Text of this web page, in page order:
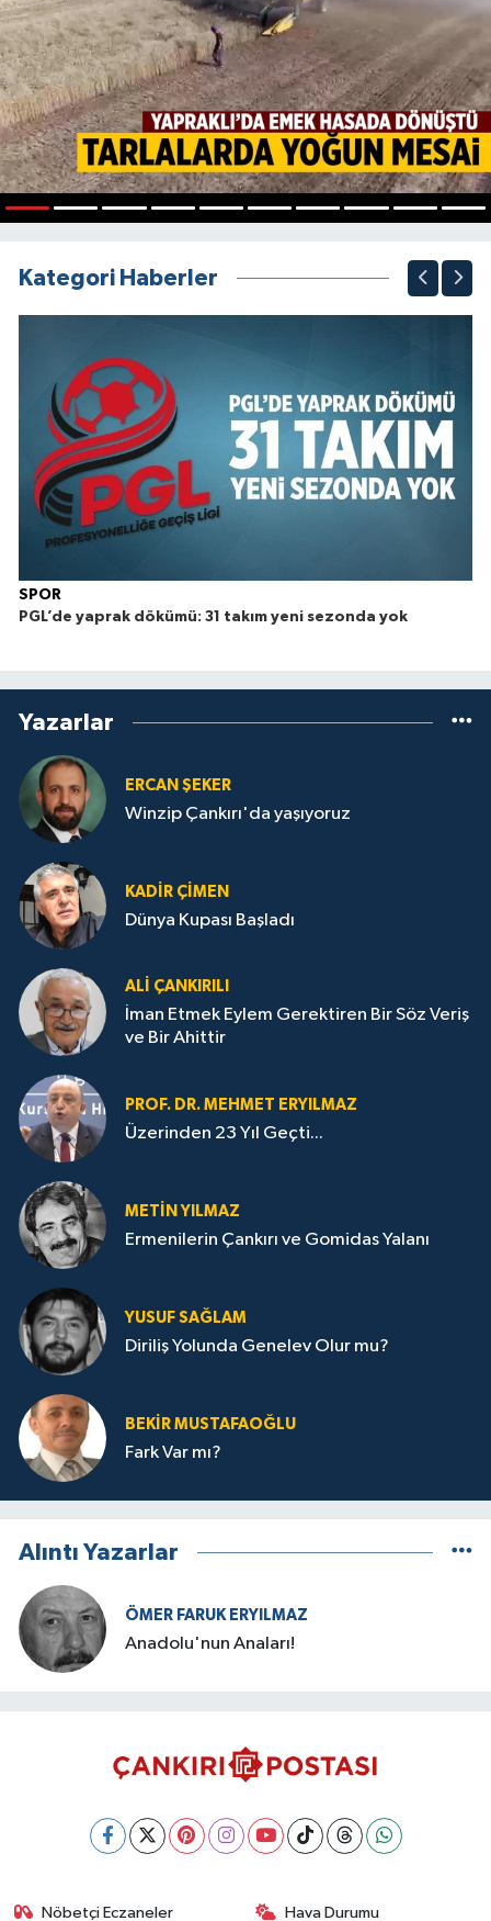
Kategori Haberler
SPOR
PGL’de yaprak dökümü: 31 takım yeni sezonda yok
Yazarlar
ERCAN ŞEKER
Winzip Çankırı'da yaşıyoruz
KADIR ÇIMEN
Dünya Kupası Başladı
ALI ÇANKIRILI
İman Etmek Eylem Gerektiren Bir Söz Veriş
ve Bir Ahittir
PROF. DR. MEHMET ERYILMAZ
Üzerinden 23 Yıl Geçti...
METIN YILMAZ
Ermenilerin Çankırı ve Gomidas Yalanı
YUSUF SAĞLAM
Diriliş Yolunda Genelev Olur mu?
BEKIR MUSTAFAOĞLU
Fark Var mı?
Alıntı Yazarlar
ÖMER FARUK ERYILMAZ
Anadolu'nun Anaları!
Nöbetçi Eczaneler Hava Durumu